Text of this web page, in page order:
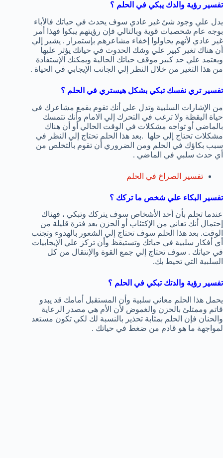
تفسير رؤية والدك يبكي في الحلم ؟
يدل علي وجود شئ غير عادي سوف يحدث في حياتك فالأباء
بوجه عام شخصيات قوية وبالتالي فإن رؤيتهم يبكوا فهذا أمر
غير عادي لأنهم يحاولوا إخفاء مشاعرهم بإستمرار . يشير إلي
أن هناك تغير كبير علي وشك الحدوث في حياتك يؤثر عليها
ويعتمد علي حد كبير موقف حياتك الحالية ويمكنك الإستفادة
من هذا التغير من خلال النظر إلي الجانب الإيجابي في الحياة .
تفسير تري نفسك تبكي بشكل هيستري في الحلم ؟
من الإشارات السلبية وتدل علي أنك تقوم بقمع مشاعرك في
حياة اليقظة ولا ترغب في التحرك إلي الامام وأنك تتمسك
بالماضي أو تواجه مشكلات في الوقت الحالي أو أن هناك
مشكلات تحتاج إلي حلها .بعد هذا الحلم تحتاج إلي النظر في
سبب بكاؤك في الحلم ومن الضروري أن تقوم بالتخلص من
أي حدث سلبي في الماضي .
تفسير الصراخ في الحلم
تفسير البكاء علي شخص ما تركك ؟
عندما تحلم بأن أحد الأشخاص سوف يتركك وتبكي ، فهناك
إحتمال أنك تعاني من الإكتئاب أو الحزن بعد فترة قليلة من
الوقت. بعد هذا الحلم سوف تحتاج إلي الشعور بالهدوء وتجنب
أي أفكار سلبية في حياتك وتستيقظ وأن تركز علي الإيجابيات
في حياتك . سوف تحتاج إلي جمع القوة والإنتقال من كل
السلبية التي تحيط بك.
تفسير رؤية والدتك تبكي في الحلم ؟
يحمل هذا الحلم معاني سلبية وأن المستقبل أمامك قد يبدو
قاتم وممتلئ بالحزن والغموض لأن الأم هي مصدر الرعاية
والحنان فإن الحلم بمثابة تحذير بالنسبة لك لكي تكون مستعد
لمواجهة ما هو قادم من ضغط في حياتك .